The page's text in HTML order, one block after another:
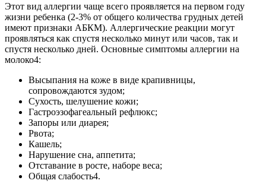
Этот вид аллергии чаще всего проявляется на первом году
жизни ребенка (2-3% от общего количества грудных детей
имеют признаки АБКМ). Аллергические реакции могут
проявляться как спустя несколько минут или часов, так и
спустя несколько дней. Основные симптомы аллергии на
молоко4:
Высыпания на коже в виде крапивницы,
сопровождаются зудом;
Сухость, шелушение кожи;
Гастроэзофагеальный рефлюкс;
Запоры или диарея;
Рвота;
Кашель;
Нарушение сна, аппетита;
Отставание в росте, наборе веса;
Общая слабость4.